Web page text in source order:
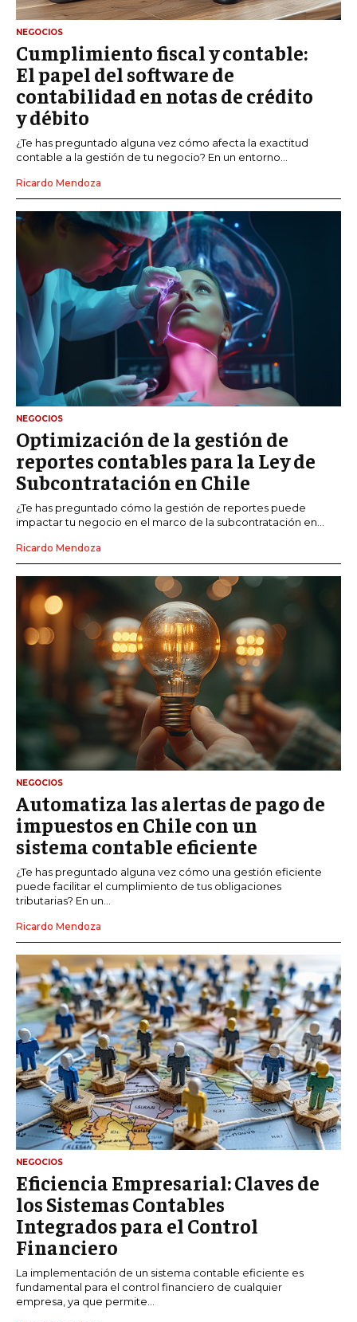
NEGOCIOS
Cumplimiento fiscal y contable:
El papel del software de
contabilidad en notas de crédito
y débito
¿Te has preguntado alguna vez cómo afecta la exactitud
contable a la gestión de tu negocio? En un entorno...
Ricardo Mendoza
NEGOCIOS
Optimización de la gestión de
reportes contables para la Ley de
Subcontratación en Chile
¿Te has preguntado cómo la gestión de reportes puede
impactar tu negocio en el marco de la subcontratación en...
Ricardo Mendoza
NEGOCIOS
Automatiza las alertas de pago de
impuestos en Chile con un
sistema contable eficiente
¿Te has preguntado alguna vez cómo una gestión eficiente
puede facilitar el cumplimiento de tus obligaciones
tributarias? En un...
Ricardo Mendoza
NEGOCIOS
Eficiencia Empresarial: Claves de
los Sistemas Contables
Integrados para el Control
Financiero
La implementación de un sistema contable eficiente es
fundamental para el control financiero de cualquier
empresa, ya que permite...